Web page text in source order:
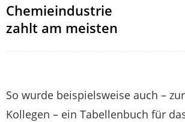
Chemieindustrie
zahlt am meisten
So wurde beispielsweise auch –
Kollegen – ein Tabellenbuch für